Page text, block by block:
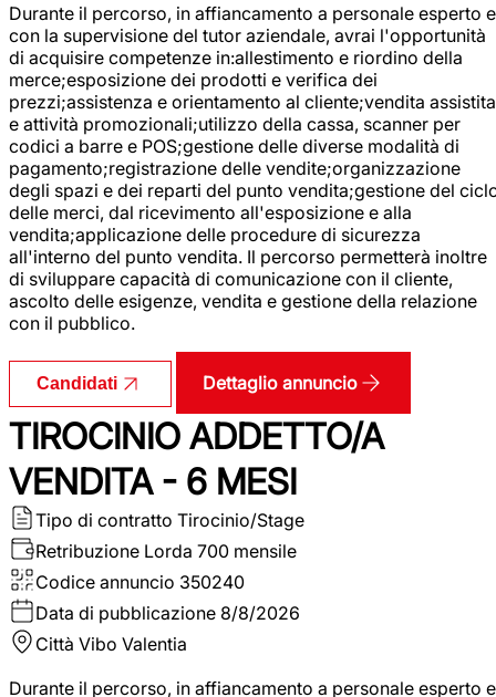
Durante il percorso, in affiancamento a personale esperto e
con la supervisione del tutor aziendale, avrai l'opportunità
di acquisire competenze in:allestimento e riordino della
merce;esposizione dei prodotti e verifica dei
prezzi;assistenza e orientamento al cliente;vendita assistita
e attività promozionali;utilizzo della cassa, scanner per
codici a barre e POS;gestione delle diverse modalità di
pagamento;registrazione delle vendite;organizzazione
degli spazi e dei reparti del punto vendita;gestione del
delle merci, dal ricevimento all'esposizione e alla
vendita;applicazione delle procedure di sicurezza
all'interno del punto vendita. Il percorso permetterà inoltre
di sviluppare capacità di comunicazione con il cliente,
ascolto delle esigenze, vendita e gestione della relazione
con il pubblico.
Candidati Dettaglio annuncio
TIROCINIO ADDETTO/A
VENDITA - 6 MESI
Tipo di contratto Tirocinio/Stage
Retribuzione Lorda 700 mensile
Codice annuncio 350240
Data di pubblicazione 8/8/2026
Città Vibo Valentia
Durante il percorso, in affiancamento a personale esperto e